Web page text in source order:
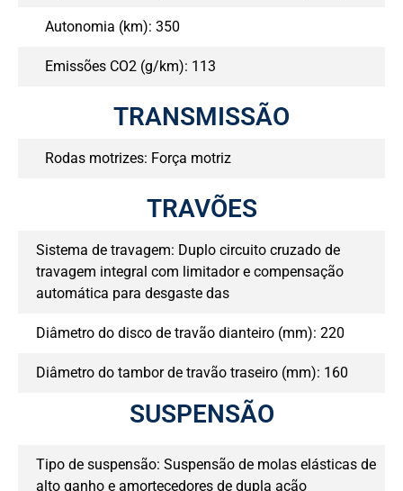
Autonomia (km): 350
Emissões CO2 (g/km): 113
TRANSMISSÃO
Rodas motrizes: Força motriz
TRAVÕES
Sistema de travagem: Duplo circuito cruzado de
travagem integral com limitador e compensação
automática para desgaste das
Diâmetro do disco de travão dianteiro (mm): 220
Diâmetro do tambor de travão traseiro (mm): 160
SUSPENSÃO
Tipo de suspensão: Suspensão de molas elásticas de
alto ganho e amortecedores de dupla ação